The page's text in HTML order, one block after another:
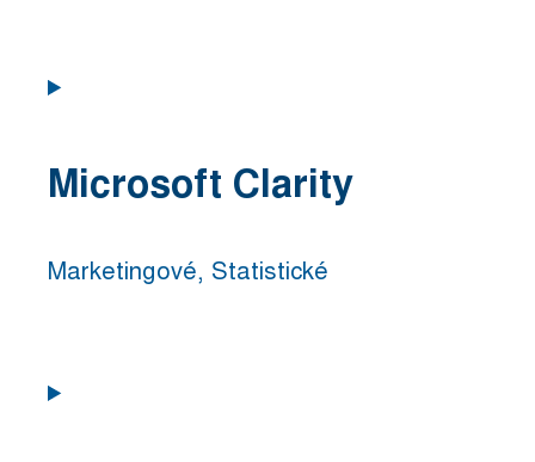
Consent
wpml
Microsoft Clarity
Marketingové, Statistické
Consent